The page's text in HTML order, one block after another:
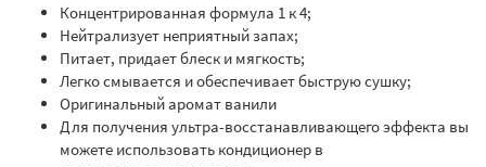
Концентрированная формула 1 к 4;
Нейтрализует неприятный запах;
Питает, придает блеск и мягкость;
Легко смывается и обеспечивает быструю сушку;
Оригинальный аромат ванили
Для получения ультра-восстанавливающего эффекта вы
можете использовать кондиционер в